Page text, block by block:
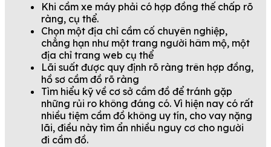
Khi cầm xe máy phải có hợp đồng thế chấp rõ
ràng, cụ thể.
Chọn một địa chỉ cầm cố chuyên nghiệp,
chẳng hạn như một trang người hâm mộ, một
địa chỉ trang web cụ thể
Lãi suất được quy định rõ ràng trên hợp đồng,
hồ sơ cầm đồ rõ ràng
Tìm hiểu kỹ về cơ sở cầm đồ để tránh gặp
những rủi ro không đáng có. Vì hiện nay có rất
nhiều tiệm cầm đồ không uy tín, cho vay nặng
lãi, điều này tìm ẩn nhiều nguy cơ cho người
đi cầm đồ.